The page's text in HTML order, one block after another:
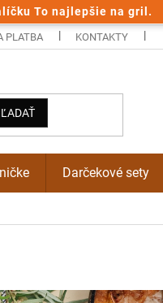
To najlepšie na gril.
PLATBA KONTAKTY
Darčekové sety